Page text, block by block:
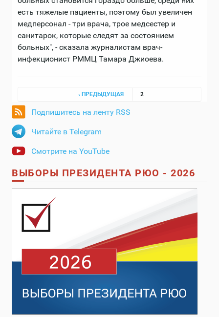
есть тяжелые пациенты, поэтому был увеличен
медперсонал - три врача, трое медсестер и
санитарок, которые следят за состоянием
больных", - сказала журналистам врач-
инфекционист РММЦ Тамара Джиоева.
Страницы‹ ПРЕДЫДУЩАЯ 2
Подпишитесь на ленту RSS
Читайте в Telegram
Смотрите на YouTube
ВЫБОРЫ ПРЕЗИДЕНТА РЮО - 2026